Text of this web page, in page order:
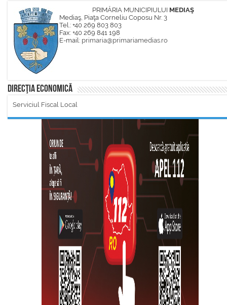
PRIMĂRIA MUNICIPIULUI MEDIAŞ
Mediaş, Piaţa Corneliu Coposu Nr. 3
Tel.: +40 269 803 803
Fax: +40 269 841 198
E-mail: primaria@primariamedias.ro
Direcţia Economică
Serviciul Fiscal Local